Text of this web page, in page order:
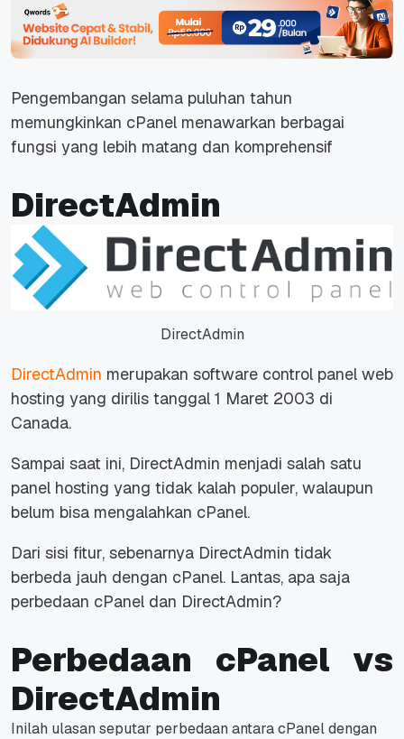
Pengembangan selama puluhan tahun
memungkinkan cPanel menawarkan berbagai
fungsi yang lebih matang dan komprehensif
DirectAdmin
DirectAdmin
DirectAdmin merupakan software control panel web
hosting yang dirilis tanggal 1 Maret 2003 di
Canada.
Sampai saat ini, DirectAdmin menjadi salah satu
panel hosting yang tidak kalah populer, walaupun
belum bisa mengalahkan cPanel.
Dari sisi fitur, sebenarnya DirectAdmin tidak
berbeda jauh dengan cPanel. Lantas, apa saja
perbedaan cPanel dan DirectAdmin?
Perbedaan cPanel vs
DirectAdmin
Inilah ulasan seputar perbedaan antara cPanel dengan